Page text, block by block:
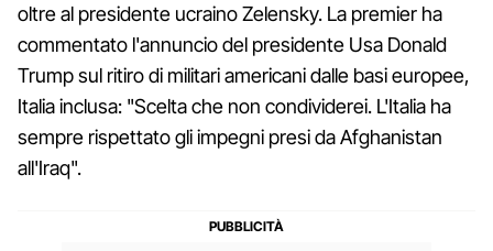
oltre al presidente ucraino Zelensky. La premier ha
commentato l'annuncio del presidente Usa Donald
Trump sul ritiro di militari americani dalle basi europee,
Italia inclusa: "Scelta che non condividerei. L'Italia ha
sempre rispettato gli impegni presi da Afghanistan
all'Iraq".